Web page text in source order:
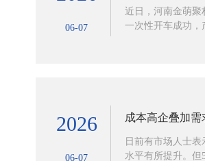
06-07
近日，河南金萌聚
一次性开车成功，
2026
06-07
成本高企叠加
日前有市场人士
水平有所提升。但